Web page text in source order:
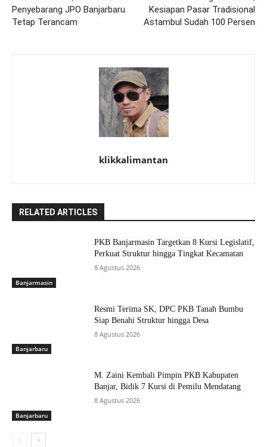
Penyebarang JPO Banjarbaru
Tetap Terancam
Kesiapan Pasar Tradisional
Astambul Sudah 100 Persen
klikkalimantan
RELATED ARTICLES
Banjarmasin
PKB Banjarmasin Targetkan 8 Kursi Legislatif,
Perkuat Struktur hingga Tingkat Kecamatan
8 Agustus 2026
Banjarbaru
Resmi Terima SK, DPC PKB Tanah Bumbu
Siap Benahi Struktur hingga Desa
8 Agustus 2026
Banjarbaru
M. Zaini Kembali Pimpin PKB Kabupaten
Banjar, Bidik 7 Kursi di Pemilu Mendatang
8 Agustus 2026